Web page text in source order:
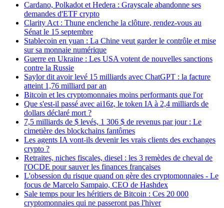
Cardano, Polkadot et Hedera : Grayscale abandonne ses
demandes d'ETF crypto
Clarity Act : Thune enclenche la clôture, rendez-vous au
Sénat le 15 septembre
Stablecoin en yuan : La Chine veut garder le contrôle et mise
sur sa monnaie numérique
Guerre en Ukraine : Les USA votent de nouvelles sanctions
contre la Russie
Saylor dit avoir levé 15 milliards avec ChatGPT : la facture
atteint 1,76 milliard par an
Bitcoin et les cryptomonnaies moins performants que l'or
Que s'est-il passé avec ai16z, le token IA à 2,4 milliards de
dollars déclaré mort ?
7,5 milliards de $ levés, 1 306 $ de revenus par jour : Le
cimetière des blockchains fantômes
Les agents IA vont-ils devenir les vrais clients des exchanges
crypto ?
Retraites, niches fiscales, diesel : les 3 remèdes de cheval de
l'OCDE pour sauver les finances françaises
L'obsession du risque quand on gère des cryptomonnaies - Le
focus de Marcelo Sampaio, CEO de Hashdex
Sale temps pour les héritiers de Bitcoin : Ces 20 000
cryptomonnaies qui ne passeront pas l'hiver